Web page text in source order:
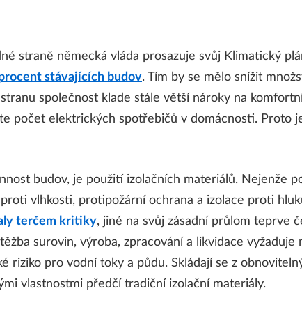
straně německá vláda prosazuje svůj Klimatický
stávajících budov. Tím by se mělo snížit
společnost klade stále větší nároky na
počet elektrických spotřebičů v domácnosti. Proto
budov, je použití izolačních materiálů. Nejenže
vlhkosti, protipožární ochrana a izolace proti
terčem kritiky, jiné na svůj zásadní průlom teprve
surovin, výroba, zpracování a likvidace
riziko pro vodní toky a půdu. Skládají se z
vlastnostmi předčí tradiční izolační materiály.